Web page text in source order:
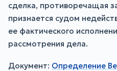
сделка, противоречащая
признается судом
ее фактического
рассмотрения дела.
Документ: Определение